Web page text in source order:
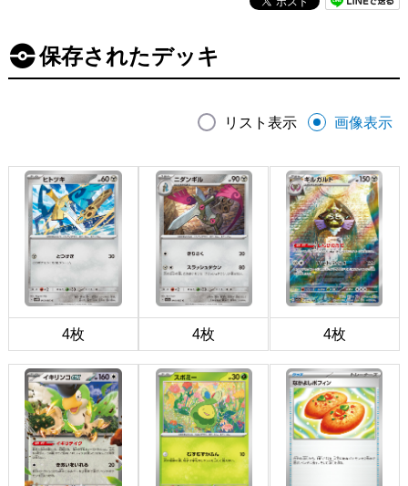
保存されたデッキ
リスト表示 画像表示
4枚 4枚 4枚